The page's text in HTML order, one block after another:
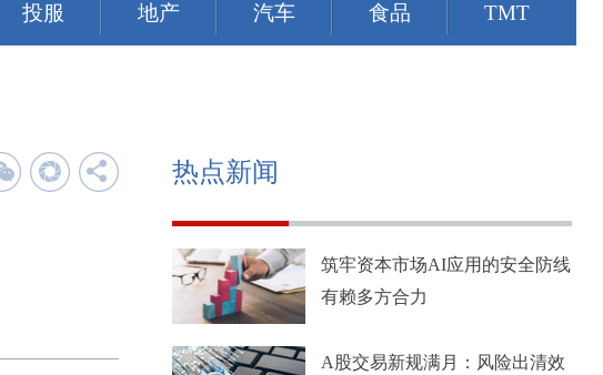
投服 地产 汽车 食品 TMT
热点新闻
筑牢资本市场AI应用的安全防线
有赖多方合力
A股交易新规满月：风险出清效